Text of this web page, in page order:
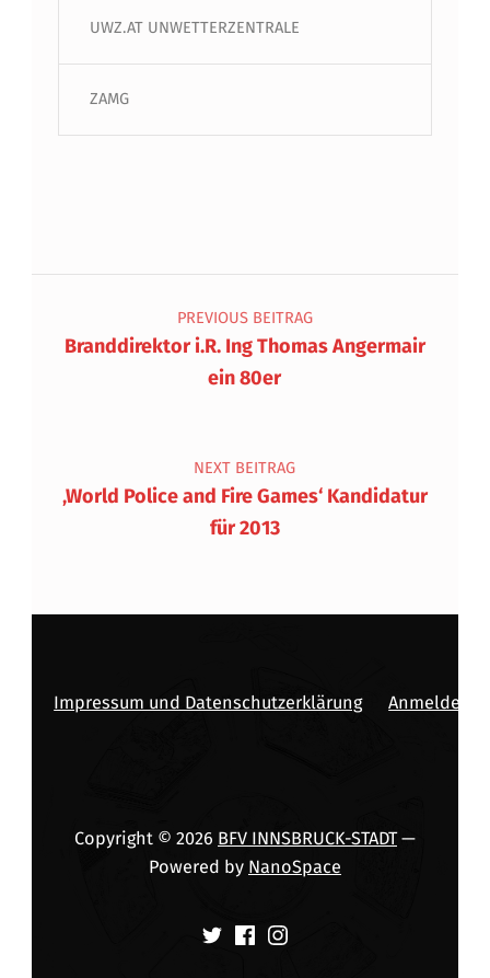
UWZ.AT UNWETTERZENTRALE
ZAMG
Beitragsnavigation
PREVIOUS BEITRAG
Branddirektor i.R. Ing Thomas Angermair
ein 80er
NEXT BEITRAG
‚World Police and Fire Games‘ Kandidatur
für 2013
Impressum und Datenschutzerklärung Anmelden
Copyright © 2026 BFV INNSBRUCK-STADT—
Powered by NanoSpace